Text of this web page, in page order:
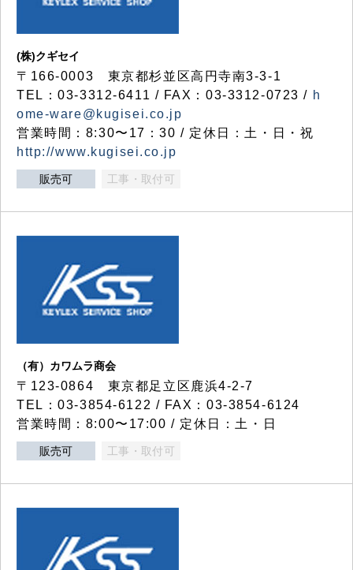
(株)クギセイ
〒166-0003 東京都杉並区高円寺南3-3-1
TEL：03-3312-6411 / FAX：03-3312-0723 / h
ome-ware@kugisei.co.jp
営業時間：8:30〜17：30 / 定休日：土・日・祝
http://www.kugisei.co.jp
販売可 工事・取付可
（有）カワムラ商会
〒123-0864 東京都足立区鹿浜4-2-7
TEL：03-3854-6122 / FAX：03-3854-6124
営業時間：8:00〜17:00 / 定休日：土・日
販売可 工事・取付可